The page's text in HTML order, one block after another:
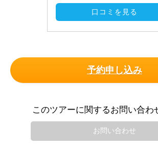
口コミを見る
予約申し込み
このツアーに関するお問い合わ
お問い合わせ